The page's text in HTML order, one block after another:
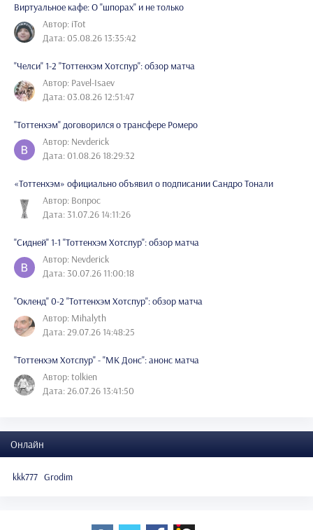
Виртуальное кафе: О "шпорах" и не только
Автор: iTot
Дата: 05.08.26 13:35:42
"Челси" 1-2 "Тоттенхэм Хотспур": обзор матча
Автор: Pavel-Isaev
Дата: 03.08.26 12:51:47
"Тоттенхэм" договорился о трансфере Ромеро
Автор: Nevderick
Дата: 01.08.26 18:29:32
«Тоттенхэм» официально объявил о подписании Сандро Тонали
Автор: Вопрос
Дата: 31.07.26 14:11:26
"Сидней" 1-1 "Тоттенхэм Хотспур": обзор матча
Автор: Nevderick
Дата: 30.07.26 11:00:18
"Окленд" 0-2 "Тоттенхэм Хотспур": обзор матча
Автор: Mihalyth
Дата: 29.07.26 14:48:25
"Тоттенхэм Хотспур" - "МК Донс": анонс матча
Автор: tolkien
Дата: 26.07.26 13:41:50
Онлайн
kkk777 Grodim